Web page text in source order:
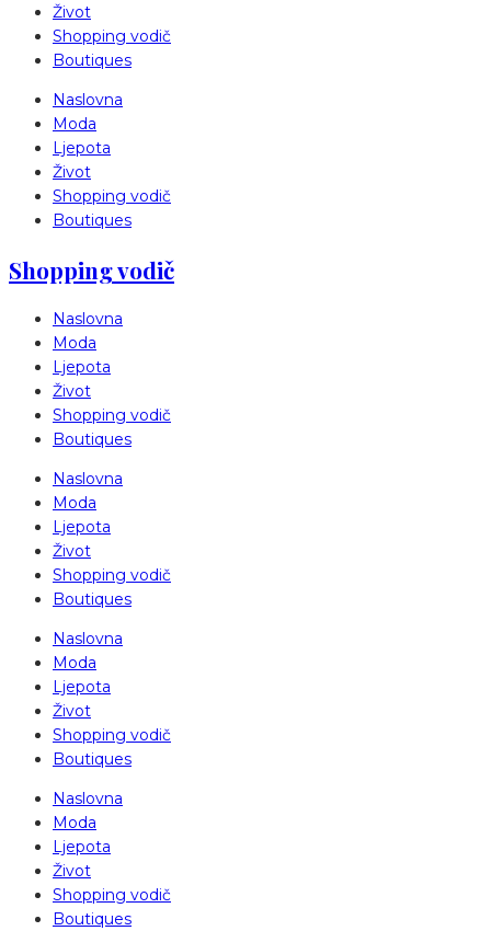
Život
Shopping vodič
Boutiques
Naslovna
Moda
Ljepota
Život
Shopping vodič
Boutiques
Shopping vodič
Naslovna
Moda
Ljepota
Život
Shopping vodič
Boutiques
Naslovna
Moda
Ljepota
Život
Shopping vodič
Boutiques
Naslovna
Moda
Ljepota
Život
Shopping vodič
Boutiques
Naslovna
Moda
Ljepota
Život
Shopping vodič
Boutiques